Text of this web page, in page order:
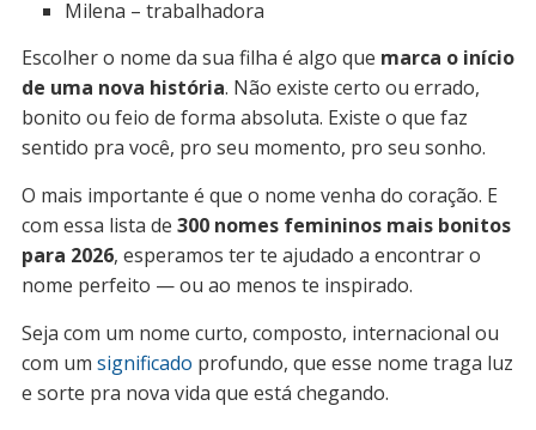
Milena – trabalhadora
Escolher o nome da sua filha é algo que marca o início
de uma nova história. Não existe certo ou errado,
bonito ou feio de forma absoluta. Existe o que faz
sentido pra você, pro seu momento, pro seu sonho.
O mais importante é que o nome venha do coração. E
com essa lista de 300 nomes femininos mais bonitos
para 2026, esperamos ter te ajudado a encontrar o
nome perfeito — ou ao menos te inspirado.
Seja com um nome curto, composto, internacional ou
com um significado profundo, que esse nome traga luz
e sorte pra nova vida que está chegando.